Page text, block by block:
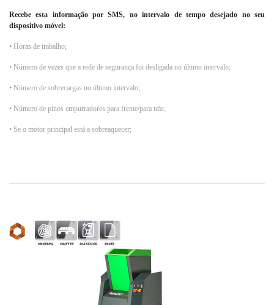
Recebe esta informação por SMS, no intervalo de tempo desejado no seu
dispositivo móvel:
• Horas de trabalho;
• Número de vezes que a rede de segurança foi desligada no último intervalo;
• Número de sobrecargas no último intervalo;
• Número de pinos empurradores para frente/para trás;
• Se o motor principal está a sobreaquecer;